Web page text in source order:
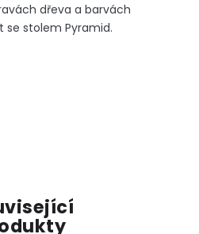
dřeva a barvách
se stolem Pyramid.